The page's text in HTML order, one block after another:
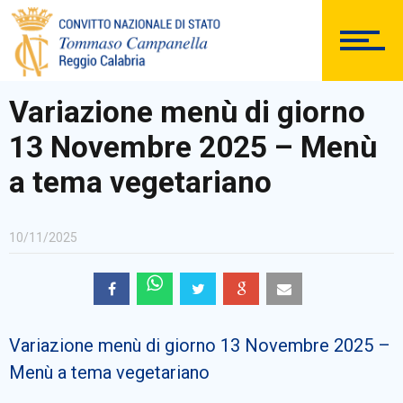
DOCUMENTAZIONE
BACHECA SINDACALE
Variazione menù di giorno
13 Novembre 2025 – Menù
a tema vegetariano
10/11/2025
Variazione menù di giorno 13 Novembre 2025 –
Menù a tema vegetariano